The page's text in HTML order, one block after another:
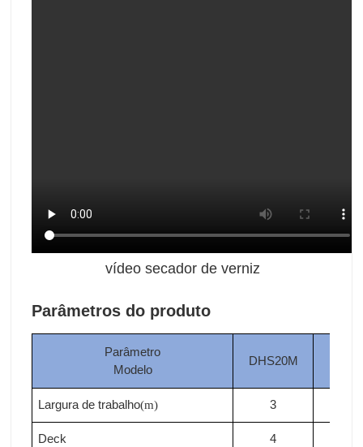
vídeo secador de verniz
Parâmetros do produto
Parâmetro
Modelo
DHS20M
Largura de trabalho(m) 3
Deck 4